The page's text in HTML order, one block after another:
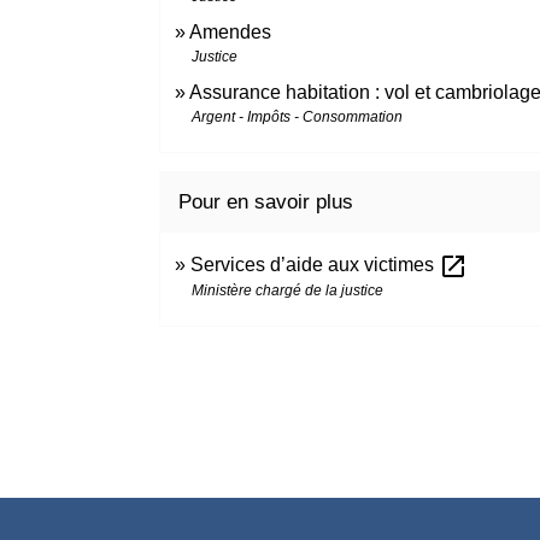
Amendes
Justice
Assurance habitation : vol et cambriolage
Argent - Impôts - Consommation
Pour en savoir plus
Services d’aide aux victimes open_in_new
Ministère chargé de la justice